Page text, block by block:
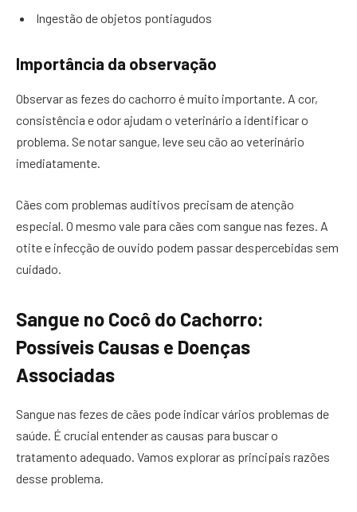
Ingestão de objetos pontiagudos
Importância da observação
Observar as fezes do cachorro é muito importante. A cor,
consistência e odor ajudam o veterinário a identificar o
problema. Se notar sangue, leve seu cão ao veterinário
imediatamente.
Cães com problemas auditivos precisam de atenção
especial. O mesmo vale para cães com sangue nas fezes. A
otite e infecção de ouvido podem passar despercebidas sem
cuidado.
Sangue no Cocô do Cachorro:
Possíveis Causas e Doenças
Associadas
Sangue nas fezes de cães pode indicar vários problemas de
saúde. É crucial entender as causas para buscar o
tratamento adequado. Vamos explorar as principais razões
desse problema.